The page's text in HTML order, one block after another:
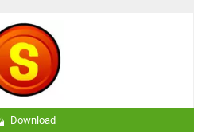
Download